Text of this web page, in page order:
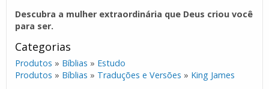
Descubra a mulher extraordinária que Deus criou você
para ser.
Categorias
Produtos » Bíblias » Estudo
Produtos » Bíblias » Traduções e Versões » King James